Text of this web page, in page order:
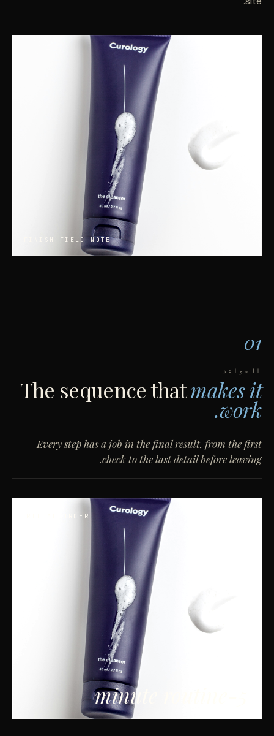
FINISH FIELD NOTE
01
القواعد
The sequence thatmakes it
work.
Every step has a job in the final result, from the first
check to the last detail before leaving.
RITUAL ORDER